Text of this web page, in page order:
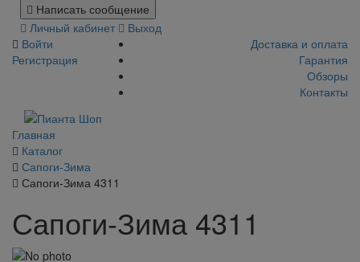
Написать сообщение
Личный кабинет
Выход
Войти
Регистрация
Доставка и оплата
Гарантия
Обзоры
Контакты
Главная
Каталог
Сапоги-Зима
Сапоги-Зима 4311
Сапоги-Зима 4311